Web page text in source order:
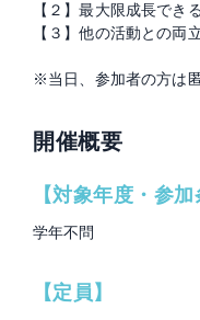
【２】最大限成長でき
【３】他の活動との両
※当日、参加者の方は
開催概要
【対象年度・参加
学年不問
【定員】